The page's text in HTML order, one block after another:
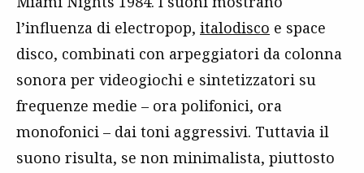
l’influenza di electropop, italodisco e space
disco, combinati con arpeggiatori da colonna
sonora per videogiochi e sintetizzatori su
frequenze medie – ora polifonici, ora
monofonici – dai toni aggressivi. Tuttavia il
suono risulta, se non minimalista, piuttosto